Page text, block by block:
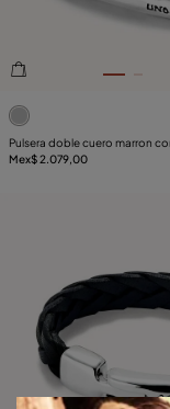
5de 5 Valoración
Pulsera doble cuero marron
tubos bañada en plata de ley
Mex$ 2.079,00